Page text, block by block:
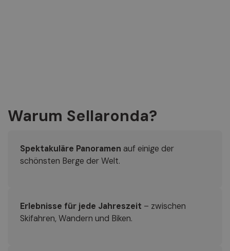
Warum Sellaronda?
Spektakuläre Panoramen auf einige der
schönsten Berge der Welt.
Erlebnisse für jede Jahreszeit – zwischen
Skifahren, Wandern und Biken.